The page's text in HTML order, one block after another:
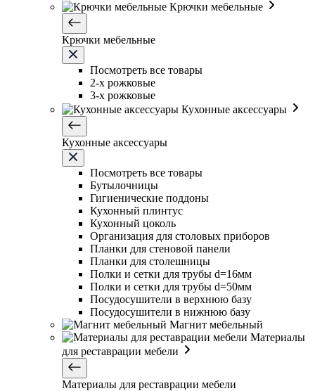
Крючки мебельные
Крючки мебельные
Посмотреть все товары
2-х рожковые
3-х рожковые
Кухонные аксессуары
Кухонные аксессуары
Посмотреть все товары
Бутылочницы
Гигиенические поддоны
Кухонный плинтус
Кухонный цоколь
Организация для столовых приборов
Планки для стеновой панели
Планки для столешницы
Полки и сетки для трубы d=16мм
Полки и сетки для трубы d=50мм
Посудосушители в верхнюю базу
Посудосушители в нижнюю базу
Магнит мебельный
Материалы
для реставрации мебели
Материалы для реставрации мебели